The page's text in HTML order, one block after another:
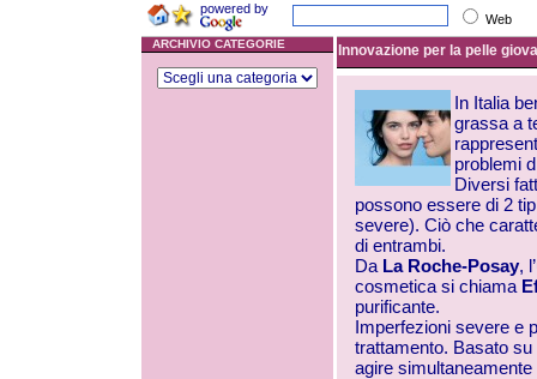
powered by
Web
ARCHIVIO CATEGORIE Innovazione per la pelle
In Italia
grassa a
problemi
Diversi
possono essere di 2
severe). Ciò che
di entrambi.
Da La Roche-Posay,
cosmetica si chiama
purificante.
Imperfezioni severe e
trattamento. Basato su
agire